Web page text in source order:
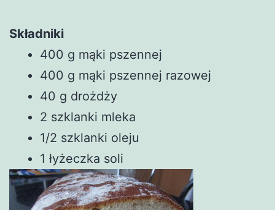
Składniki
400 g mąki pszennej
400 g mąki pszennej razowej
40 g drożdży
2 szklanki mleka
1/2 szklanki oleju
1 łyżeczka soli